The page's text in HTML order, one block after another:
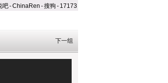
吧-ChinaRen -搜狗 - 17173
下一组